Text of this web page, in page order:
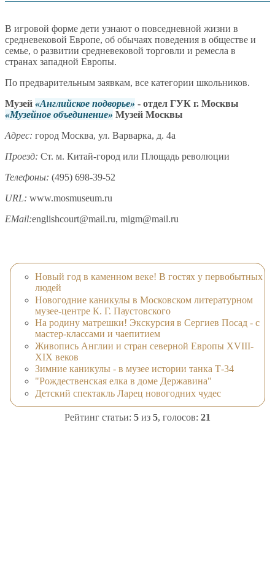
В игровой форме дети узнают о повседневной жизни в
средневековой Европе, об обычаях поведения в обществе и
семье, о развитии средневековой торговли и ремесла в
странах западной Европы.
По предварительным заявкам, все категории школьников.
Музей
Английское подворье
- отдел ГУК г. Москвы
Музейное объединение
Музей Москвы
Адрес: город Москва, ул. Варварка, д. 4а
Проезд: Ст. м. Китай-город или Площадь революции
Телефоны: (495) 698-39-52
URL: www.mosmuseum.ru
EMail:englishcourt@mail.ru, migm@mail.ru
Новый год в каменном веке! В гостях у первобытных
людей
Новогодние каникулы в Московском литературном
музее-центре К. Г. Паустовского
На родину матрешки! Экскурсия в Сергиев Посад - с
мастер-классами и чаепитием
Живопись Англии и стран северной Европы XVIII-
XIX веков
Зимние каникулы - в музее истории танка Т-34
"Рождественская елка в доме Державина"
Детский спектакль Ларец новогодних чудес
Рейтинг статьи: 5 из 5, голосов: 21